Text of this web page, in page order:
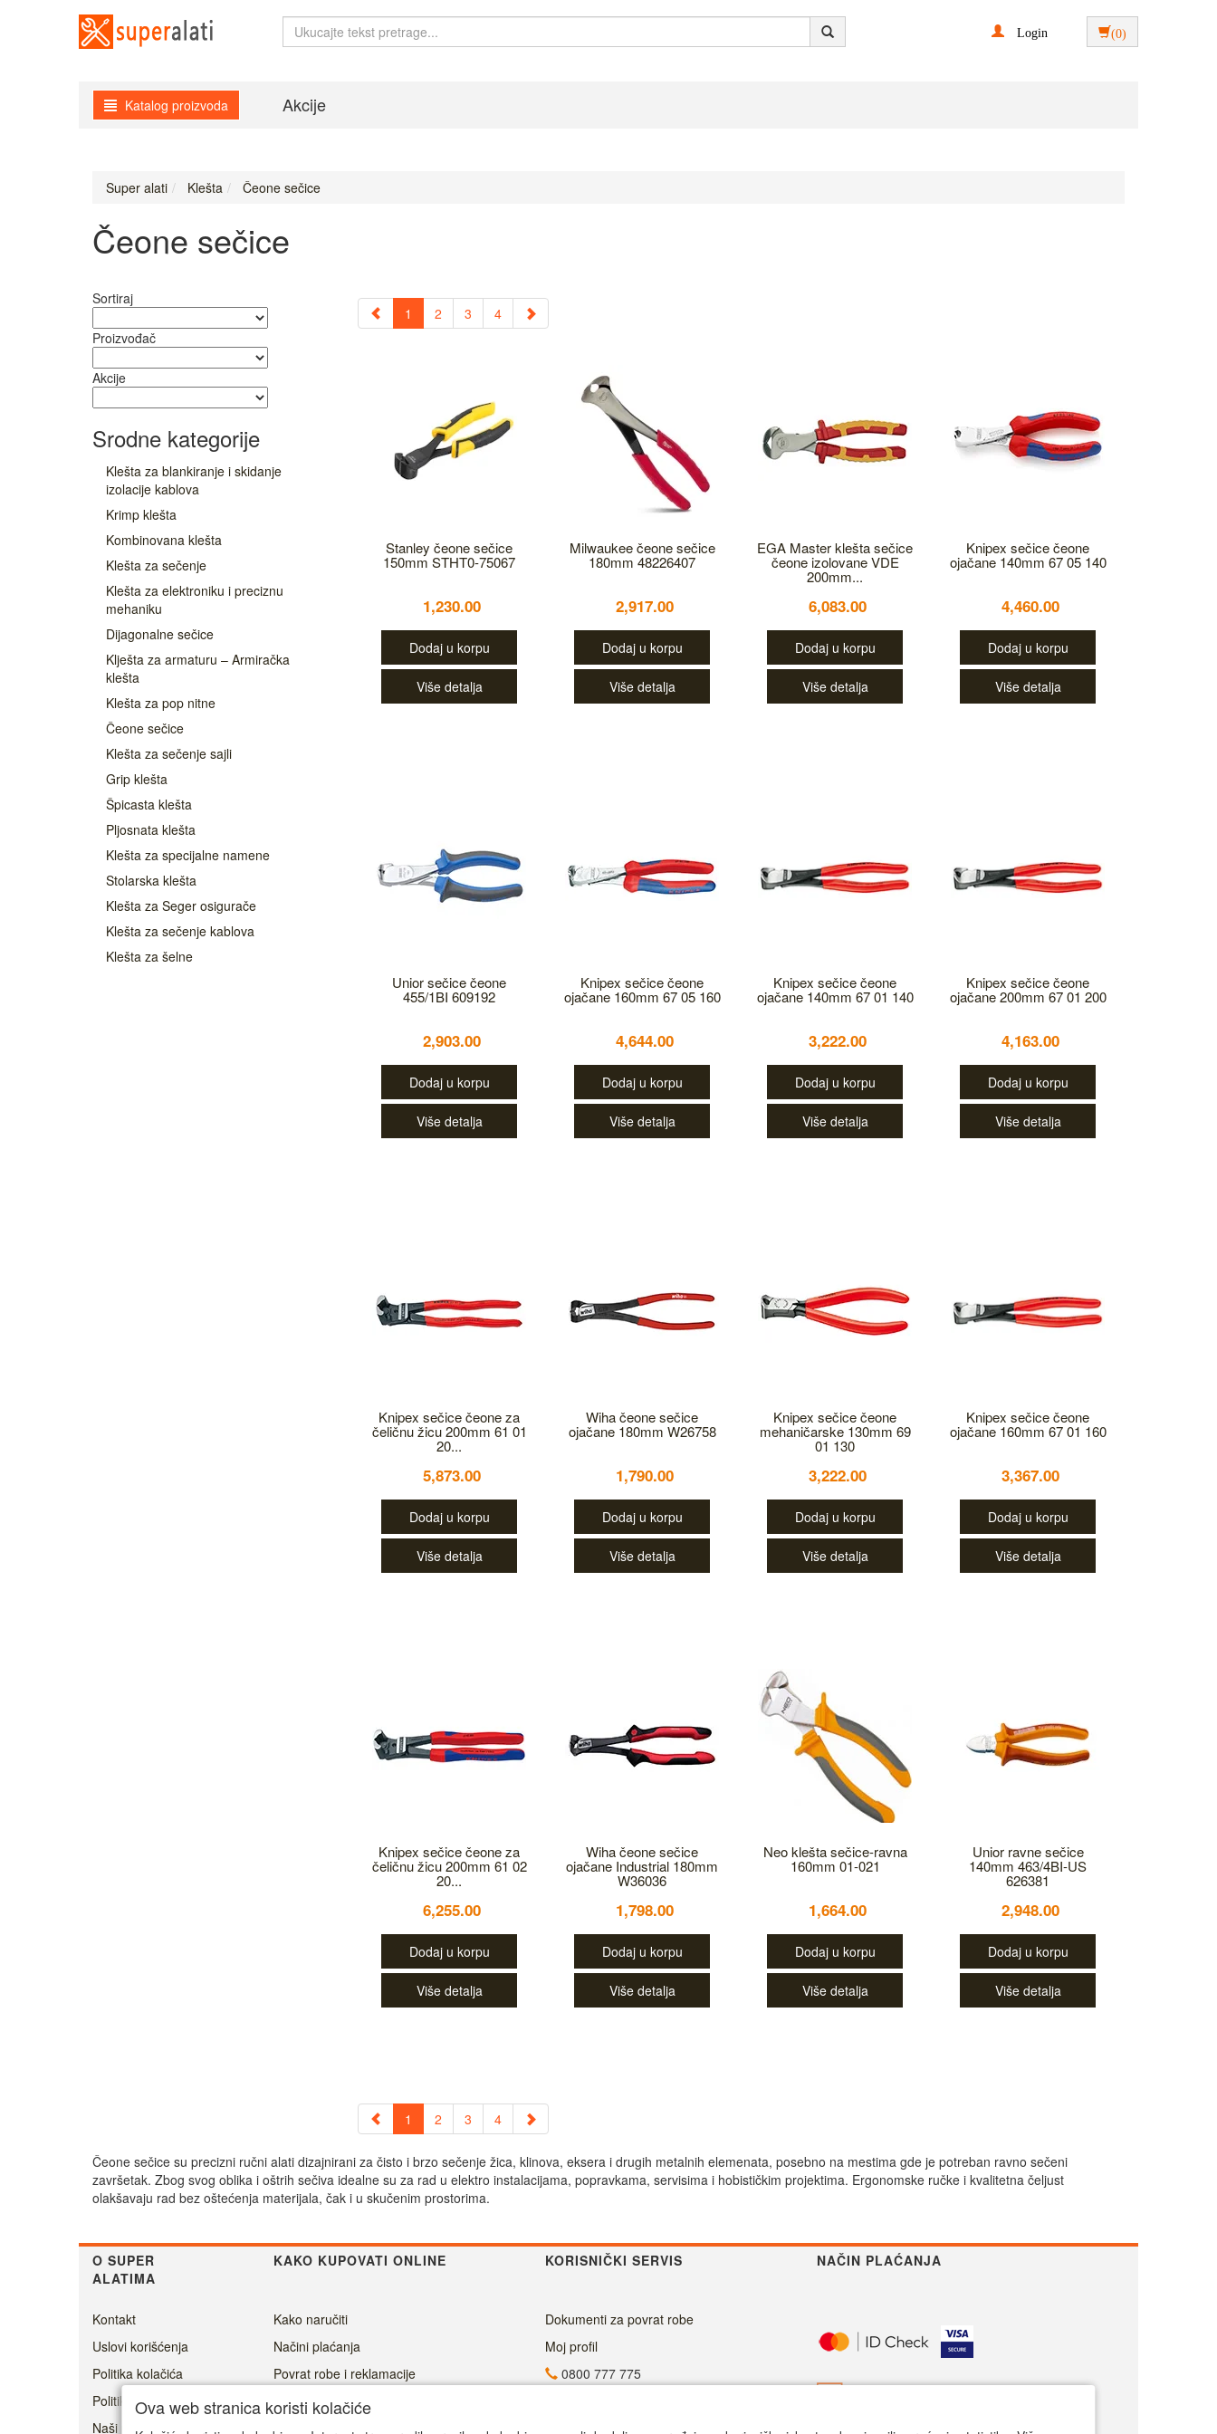
Login (0)
Katalog proizvoda Akcije
Super alati Klešta Čeone sečice
Čeone sečice
Sortiraj
Proizvođač
Akcije
Srodne kategorije
Klešta za blankiranje i skidanje
izolacije kablova
Krimp klešta
Kombinovana klešta
Klešta za sečenje
Klešta za elektroniku i preciznu
mehaniku
Dijagonalne sečice
Klješta za armaturu – Armiračka
klešta
Klešta za pop nitne
Čeone sečice
Klešta za sečenje sajli
Grip klešta
Špicasta klešta
Pljosnata klešta
Klešta za specijalne namene
Stolarska klešta
Klešta za Seger osigurače
Klešta za sečenje kablova
Klešta za šelne
1 2 3 4
Stanley čeone sečice
150mm STHT0-75067
1,230.00
Dodaj u korpu
Više detalja
Milwaukee čeone sečice
180mm 48226407
2,917.00
Dodaj u korpu
Više detalja
EGA Master klešta sečice
čeone izolovane VDE
200mm...
6,083.00
Dodaj u korpu
Više detalja
Knipex sečice čeone
ojačane 140mm 67 05 140
4,460.00
Dodaj u korpu
Više detalja
Unior sečice čeone
455/1BI 609192
2,903.00
Dodaj u korpu
Više detalja
Knipex sečice čeone
ojačane 160mm 67 05 160
4,644.00
Dodaj u korpu
Više detalja
Knipex sečice čeone
ojačane 140mm 67 01 140
3,222.00
Dodaj u korpu
Više detalja
Knipex sečice čeone
ojačane 200mm 67 01 200
4,163.00
Dodaj u korpu
Više detalja
Knipex sečice čeone za
čeličnu žicu 200mm 61 01
20...
5,873.00
Dodaj u korpu
Više detalja
Wiha čeone sečice
ojačane 180mm W26758
1,790.00
Dodaj u korpu
Više detalja
Knipex sečice čeone
mehaničarske 130mm 69
01 130
3,222.00
Dodaj u korpu
Više detalja
Knipex sečice čeone
ojačane 160mm 67 01 160
3,367.00
Dodaj u korpu
Više detalja
Knipex sečice čeone za
čeličnu žicu 200mm 61 02
20...
6,255.00
Dodaj u korpu
Više detalja
Wiha čeone sečice
ojačane Industrial 180mm
W36036
1,798.00
Dodaj u korpu
Više detalja
Neo klešta sečice-ravna
160mm 01-021
1,664.00
Dodaj u korpu
Više detalja
Unior ravne sečice
140mm 463/4BI-US
626381
2,948.00
Dodaj u korpu
Više detalja
1 2 3 4
Čeone sečice su precizni ručni alati dizajnirani za čisto i brzo sečenje žica, klinova, eksera i drugih metalnih elemenata, posebno na mestima gde je potreban ravno sečeni
završetak. Zbog svog oblika i oštrih sečiva idealne su za rad u elektro instalacijama, popravkama, servisima i hobističkim projektima. Ergonomske ručke i kvalitetna čeljust
olakšavaju rad bez oštećenja materijala, čak i u skučenim prostorima.
O SUPER
ALATIMA
KAKO KUPOVATI ONLINE KORISNIČKI SERVIS NAČIN PLAĆANJA
Kontakt
Uslovi korišćenja
Politika kolačića
Politika privatnosti
Naši prijatelji
Kako naručiti
Načini plaćanja
Povrat robe i reklamacije
Cenovnik dostave
Ovlašćeni servisi
Dokumenti za povrat robe
Moj profil
0800 777 775
Radno vreme
Ova web stranica koristi kolačiće